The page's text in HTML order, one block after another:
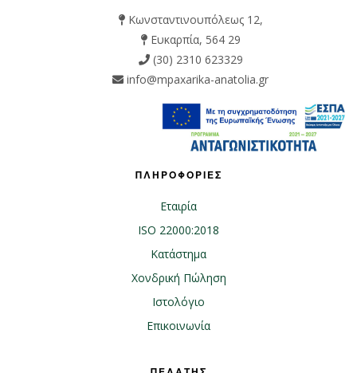
Κωνσταντινουπόλεως 12,
Ευκαρπία, 564 29
(30) 2310 623329
info@mpaxarika-anatolia.gr
ΠΛΗΡΟΦΟΡΙΕΣ
Εταιρία
ISO 22000:2018
Κατάστημα
Χονδρική Πώληση
Ιστολόγιο
Επικοινωνία